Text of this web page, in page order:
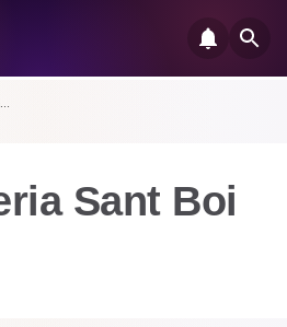
Sant Boi